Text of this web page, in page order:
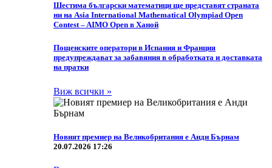
Шестима български математици ще представят страната
ни на Asia International Mathematical Olympiad Open
Contest – AIMO Open в Ханой
Пощенските оператори в Испания и Франция
предупреждават за забавяния в обработката и доставката
на пратки
Виж всички »
Новият премиер на Великобритания е Анди Бърнам
20.07.2026 17:26